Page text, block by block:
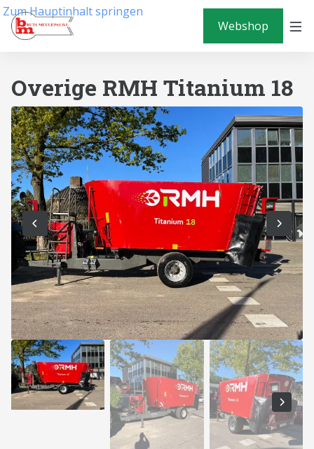
Zum Hauptinhalt springen
Webshop
Overige RMH Titanium 18